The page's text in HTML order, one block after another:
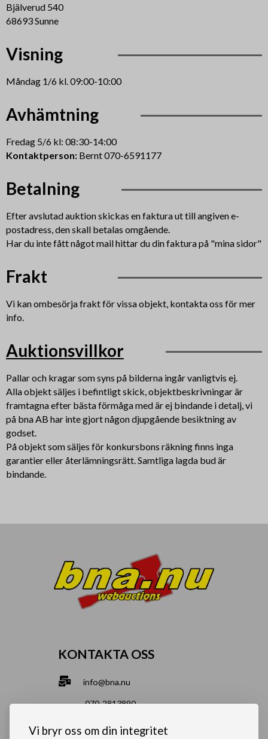
Vi bryr oss om din integritet
Bjälverud 540
68693 Sunne
Visning
Måndag 1/6 kl. 09:00-10:00
Avhämtning
Fredag 5/6 kl: 08:30-14:00
Kontaktperson:Bernt 070-6591177
Betalning
Efter avslutad auktion skickas en faktura ut till angiven e-
postadress, den skall betalas omgående.
Har du inte fått något mail hittar du din faktura på "mina sidor"
Frakt
Vi kan ombesörja frakt för vissa objekt, kontakta oss för mer
info.
Auktionsvillkor
Pallar och kragar som syns på bilderna ingår vanligtvis ej.
Alla objekt säljes i befintligt skick, objektbeskrivningar är
framtagna efter bästa förmåga med är ej bindande i detalj, vi
på bna AB har inte gjort någon djupgående besiktning av
godset.
På objekt som säljes för konkursbons räkning finns inga
garantier eller återlämningsrätt. Samtliga lagda bud är
bindande.
KONTAKTA OSS
info@bna.nu
070-2813890
Norrgårdsgatan 9a, 686 35 Sunne